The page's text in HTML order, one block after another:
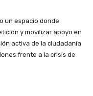
un espacio donde
y movilizar apoyo en
activa de la ciudadanía
frente a la crisis de